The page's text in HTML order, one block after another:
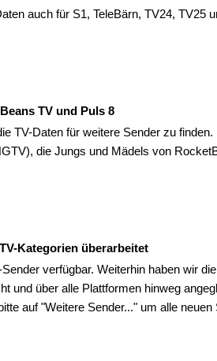
auch für S1, TeleBärn, TV24, TV25
TV und Puls 8
TV-Daten für weitere Sender zu
die Jungs und Mädels von
Kategorien überarbeitet
verfügbar. Weiterhin haben wir
und über alle Plattformen hinweg
auf "Weitere Sender..." um alle neuen